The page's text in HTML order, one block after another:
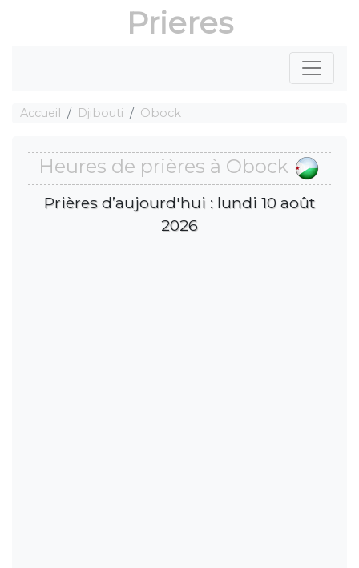
Prieres
Accueil Djibouti Obock
Heures de prières à Obock
Prières d’aujourd'hui : lundi 10 août
2026